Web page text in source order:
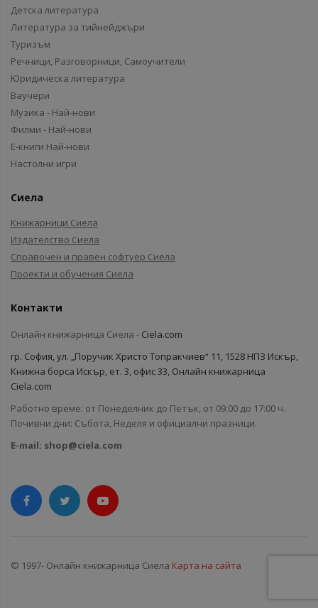
Детска литература
Литература за тийнейджъри
Туризъм
Речници, Разговорници, Самоучители
Юридическа литература
Ваучери
Музика - Най-нови
Филми - Най-нови
Е-книги Най-нови
Настолни игри
Сиела
Книжарници Сиела
Издателство Сиела
Справочен и правен софтуер Сиела
Проекти и обучения Сиела
Контакти
Онлайн книжарница Сиела - Ciela.com
гр. София, ул. „Поручик Христо Топракчиев“ 11, 1528 НПЗ Искър,
Книжна борса Искър, ет. 3, офис 33, Онлайн книжарница
Ciela.com
Работно време: от Понеделник до Петък, от 09:00 до 17:00 ч.
Почивни дни: Събота, Неделя и официални празници.
E-mail: shop@ciela.com
© 1997- Онлайн книжарница Сиела Карта на сайта